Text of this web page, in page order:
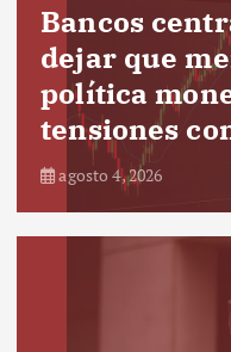
Bancos
dejar que
política
tensiones
agosto 4, 2026